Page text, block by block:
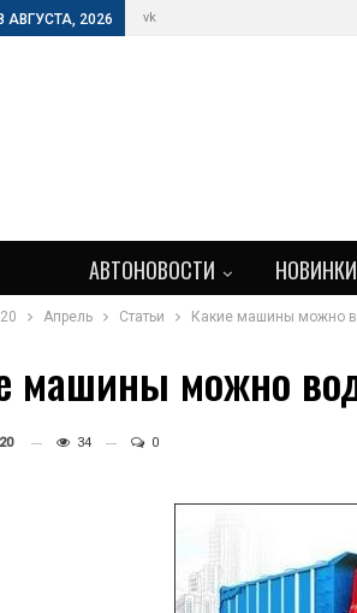
АВГУСТА, 2026 vk
АВТОНОВОСТИ НОВИНКИ
Апрель Статьи Какие машины можно
машины можно
34 0